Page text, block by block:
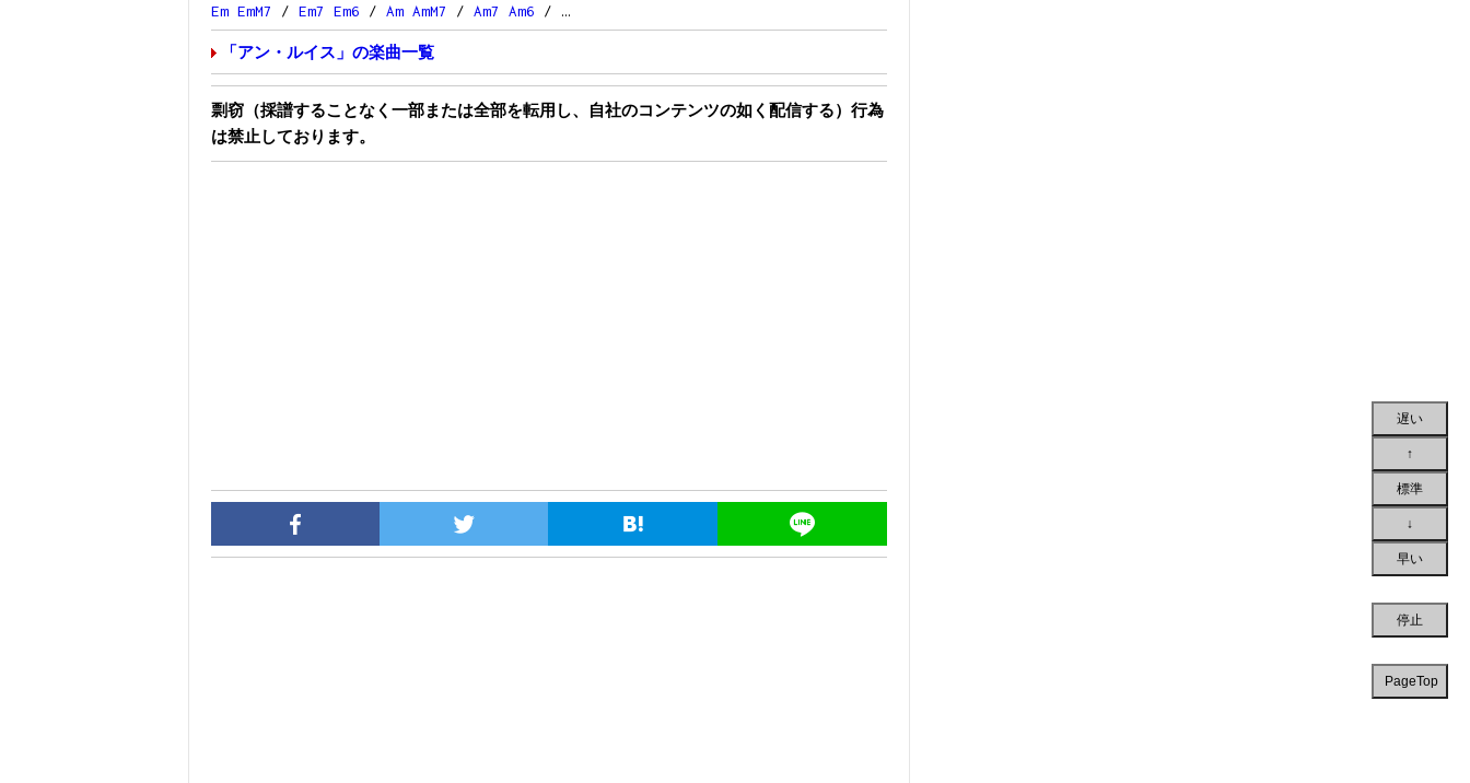
Em EmM7 / Em7 Em6 / Am AmM7 / Am7 Am6 / …
「アン・ルイス」の楽曲一覧
剽窃（採譜することなく一部または全部を転用し、自社のコンテンツの如く配信する）行為
は禁止しております。